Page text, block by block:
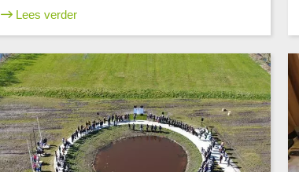
Lees verder